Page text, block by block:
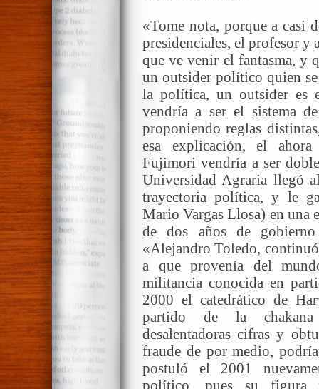
«Tome nota, porque a casi
presidenciales, el profesor
que ve venir el fantasma, y
un outsider político quien
la política, un outsider es
vendría a ser el sistema
proponiendo reglas
esa explicación, el
Fujimori vendría a ser
Universidad Agraria llegó
trayectoria política, y le
Mario Vargas Llosa) en una
de dos años de
«Alejandro Toledo,
a que provenía del
militancia conocida en
2000 el catedrático de
partido de la chakana
desalentadoras cifras y
fraude de por medio,
postuló el 2001
político, pues su figura